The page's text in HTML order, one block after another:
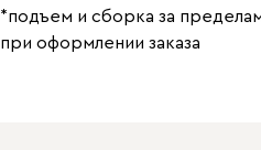
*подъем и сборка за
при оформлении заказа